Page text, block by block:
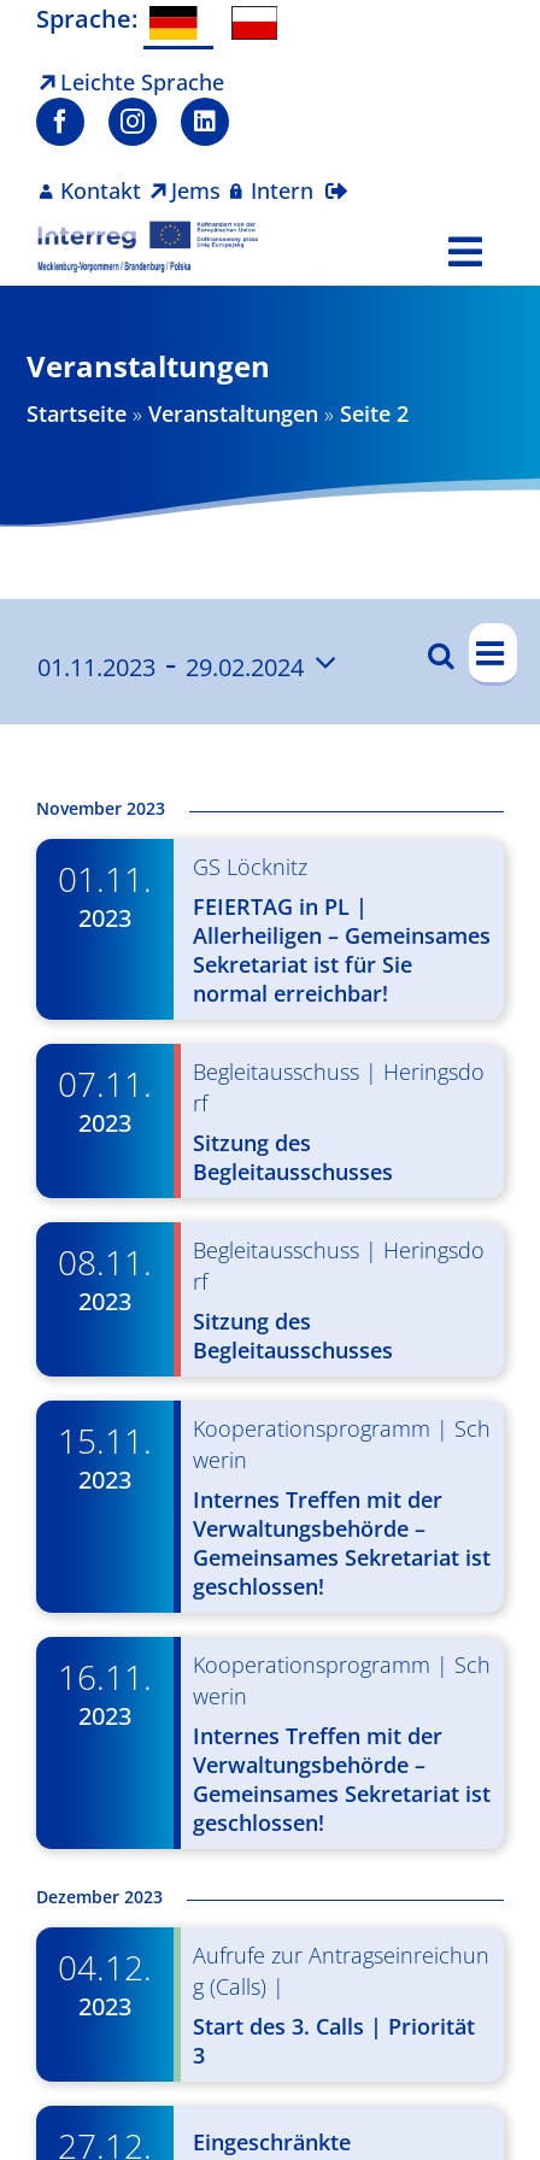
Zum
springen
Sprache:
Leichte Sprache
Kontakt Jems Intern
Projekte
Veranstaltungen
Startseite »Veranstaltungen »Seite 2
V
e
a
n
t
l
t
g
e
u
h
e
u
d
A
s
i
c
h
t
e
n
N
Suche
V
e
r
s
l
u
s
t
n
a
v
i
g
i
o
01.11.2023 - 29.02.2024
wählen.
November 2023
01.11.
2023
GS Löcknitz
FEIERTAG in PL |
Allerheiligen – Gemeinsames
Sekretariat ist für Sie
normal erreichbar!
07.11.
2023
Begleitausschuss | Heringsdo
rf
Sitzung des
Begleitausschusses
08.11.
2023
Begleitausschuss | Heringsdo
rf
Sitzung des
Begleitausschusses
15.11.
2023
Kooperationsprogramm | Sch
werin
Internes Treffen mit der
Verwaltungsbehörde –
Gemeinsames Sekretariat ist
geschlossen!
16.11.
2023
Kooperationsprogramm | Sch
werin
Internes Treffen mit der
Verwaltungsbehörde –
Gemeinsames Sekretariat ist
geschlossen!
Dezember 2023
04.12.
2023
Aufrufe zur Antragseinreichun
g (Calls) |
Start des 3. Calls | Priorität
3
27.12.
Eingeschränkte